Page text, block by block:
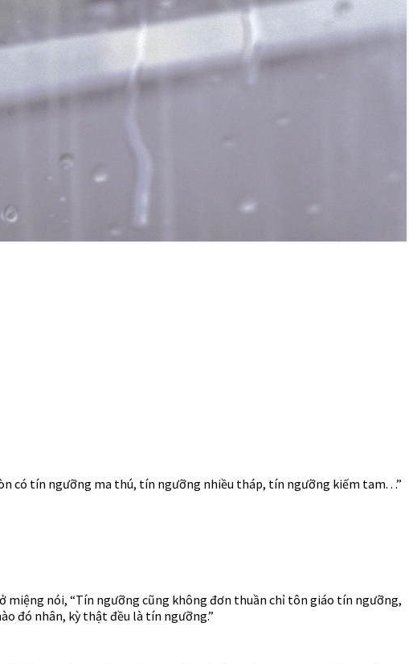
có tín ngưỡng ma thú, tín ngưỡng nhiều tháp, tín ngưỡng kiếm tam. . .”
miệng nói, “Tín ngưỡng cũng không đơn thuần chỉ tôn giáo tín ngưỡng,
đó nhân, kỳ thật đều là tín ngưỡng.”